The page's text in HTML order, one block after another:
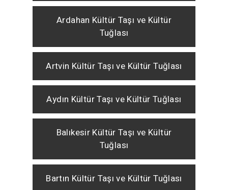
Ardahan Kültür Taşı ve Kültür
Tuğlası
Artvin Kültür Taşı ve Kültür Tuğlası
Aydın Kültür Taşı ve Kültür Tuğlası
Balıkesir Kültür Taşı ve Kültür
Tuğlası
Bartın Kültür Taşı ve Kültür Tuğlası